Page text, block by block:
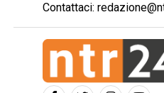
Contattaci: